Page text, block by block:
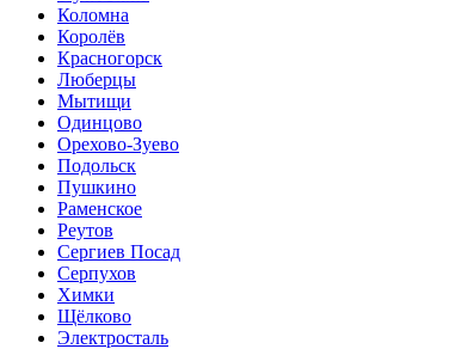
Коломна
Королёв
Красногорск
Люберцы
Мытищи
Одинцово
Орехово-Зуево
Подольск
Пушкино
Раменское
Реутов
Сергиев Посад
Серпухов
Химки
Щёлково
Электросталь